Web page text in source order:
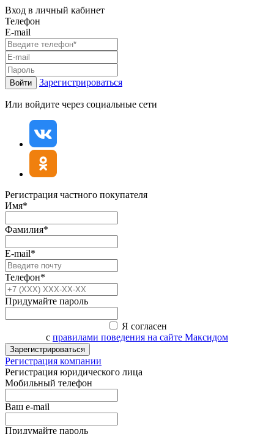
Вход в личный кабинет
Телефон
E-mail
Войти Зарегистрироваться
Или войдите через социальные сети
Регистрация частного покупателя
Имя*
Фамилия*
E-mail*
Телефон*
Придумайте пароль
Я согласен
с правилами поведения на сайте Максидом
Зарегистрироваться
Регистрация компании
Регистрация юридического лица
Мобильный телефон
Ваш e-mail
Придумайте пароль